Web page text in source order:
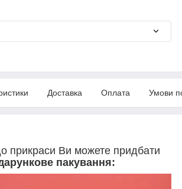
Доставка Оплата Умови
прикраси Ви можете придбати
пакування: